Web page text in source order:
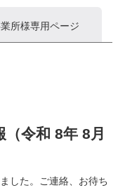
所様専用ページ
令和 8年 8月
した。ご連絡、お待ち